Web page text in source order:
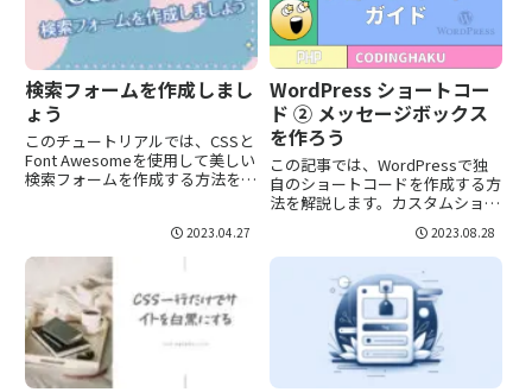
検索フォームを作成しまし
ょう
このチュートリアルでは、CSSと
Font Awesomeを使用して美しい
検索フォームを作成する方法を学
2023.04.27
WordPress ショートコー
ド ② メッセージボックス
を作ろう
この記事では、WordPressで独
自のショートコードを作成する方
法を解説します。カスタムショー
トコードにより、あなたのサイト
に独自の機能やデザインを追加で
きます。
2023.08.28